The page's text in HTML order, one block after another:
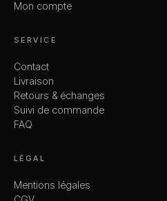
Mon compte
SERVICE
Contact
Livraison
Retours & échanges
Suivi de commande
FAQ
LÉGAL
Mentions légales